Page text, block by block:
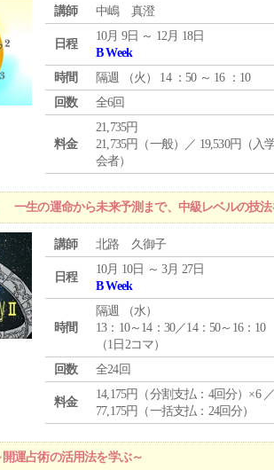
講師 中嶋 真澄
日程
10月 9日 ～ 12月 18日
B Week
時間
隔週 （火 ） 14 ：50 ～ 16 ：10
回数
全6回
料金
21,735円
21,735円（一般）／ 19,530円（入
会者）
一生の運命から未来予測まで、中級レベルの技法
講師 北路 久御子
日程
10月 10日 ～ 3月 27日
B Week
時間
隔週 （水）
13：10～14：30／14：50～16：10
（1日2コマ）
回数
全24回
料金
14,175円（分割支払：4回分）×6
77,175円（一括支払：24回分）
運占術の活用法を学ぶ～